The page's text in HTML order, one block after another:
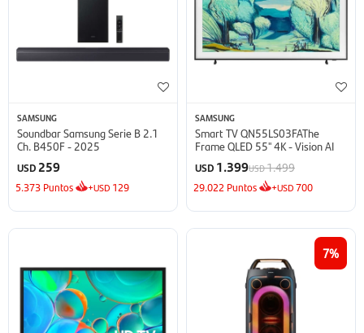
SAMSUNG
Soundbar Samsung Serie B 2.1
Ch. B450F - 2025
USD 259
5.373 Puntos +USD 129
SAMSUNG
Smart TV QN55LS03FAThe
Frame QLED 55'' 4K - Vision AI
USD 1.399USD1.499
29.022 Puntos +USD700
7